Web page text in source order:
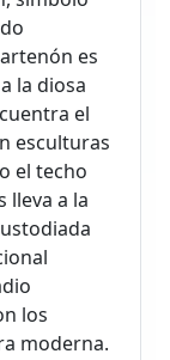
es
la diosa
el
esculturas
el techo
lleva a la
los
moderna.